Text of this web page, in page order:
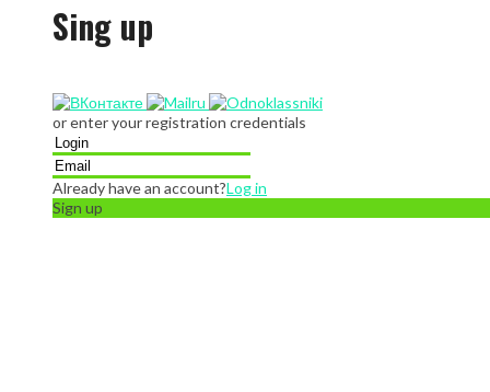
Sing up
or enter your registration credentials
Already have an account?Log in
Sign up